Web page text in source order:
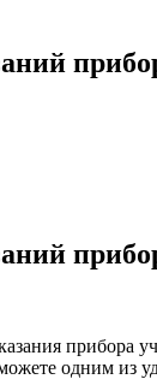
прибора
одним из